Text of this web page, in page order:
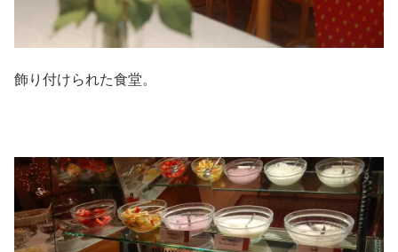
飾り付けられた食堂。